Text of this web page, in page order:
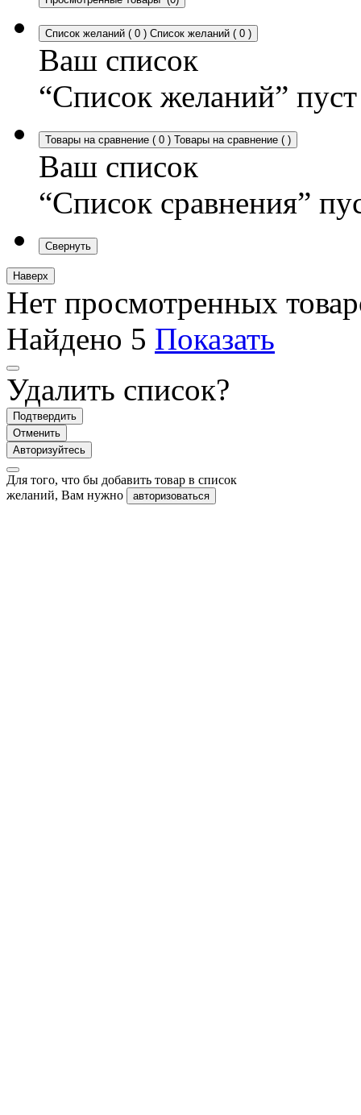
Список желаний ( 0 ) Список желаний ( 0 )
Ваш список
“Список желаний” пуст
Товары на сравнение ( 0 ) Товары на сравнение ( )
Ваш список
“Список сравнения”
Свернуть
Наверх
Нет просмотренных
Найдено 5 Показать
Удалить список?
Подтвердить
Отменить
Авторизуйтесь
Для того, что бы добавить товар в список
желаний, Вам нужно
авторизоваться